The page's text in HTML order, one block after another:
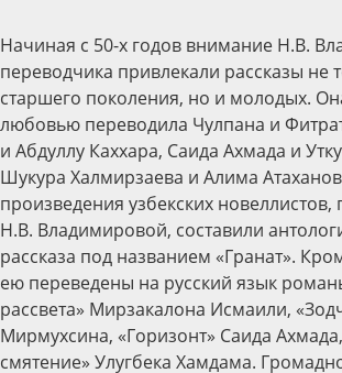
Начиная с 50-х годов внимание Н.В.
переводчика привлекали рассказы не
старшего поколения, но и молодых.
любовью переводила Чулпана и
и Абдуллу Каххара, Саида Ахмада и
Шукура Халмирзаева и Алима
произведения узбекских
Н.В. Владимировой, составили
рассказа под названием «Гранат».
ею переведены на русский язык
рассвета» Мирзакалона Исмаили,
Мирмухсина, «Горизонт» Саида
смятение» Улугбека Хамдама.